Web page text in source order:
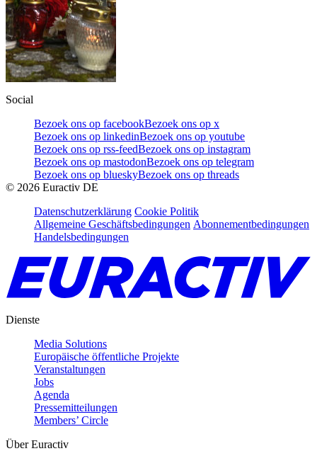
Social
Bezoek ons op facebookBezoek ons op x
Bezoek ons op linkedinBezoek ons op youtube
Bezoek ons op rss-feedBezoek ons op instagram
Bezoek ons op mastodonBezoek ons op telegram
Bezoek ons op blueskyBezoek ons op threads
© 2026 Euractiv DE
Datenschutzerklärung Cookie Politik
Allgemeine Geschäftsbedingungen Abonnementbedingungen
Handelsbedingungen
Dienste
Media Solutions
Europäische öffentliche Projekte
Veranstaltungen
Jobs
Agenda
Pressemitteilungen
Members’ Circle
Über Euractiv